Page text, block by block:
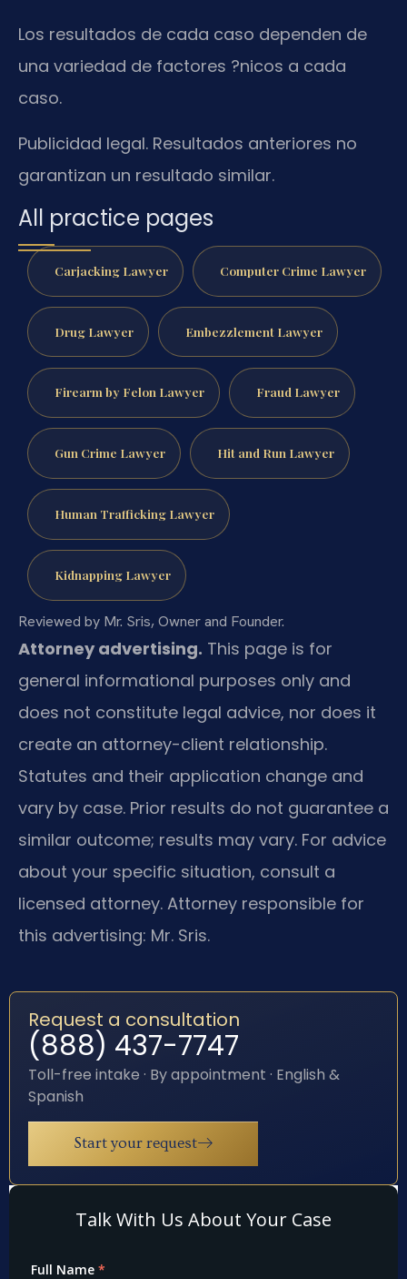
Los resultados de cada caso dependen de
una variedad de factores ?nicos a cada
caso.
Publicidad legal. Resultados anteriores no
garantizan un resultado similar.
All practice pages
Carjacking Lawyer Computer Crime Lawyer
Drug Lawyer Embezzlement Lawyer
Firearm by Felon Lawyer Fraud Lawyer
Gun Crime Lawyer Hit and Run Lawyer
Human Trafficking Lawyer
Kidnapping Lawyer
Reviewed by Mr. Sris, Owner and Founder.
Attorney advertising. This page is for
general informational purposes only and
does not constitute legal advice, nor does it
create an attorney-client relationship.
Statutes and their application change and
vary by case. Prior results do not guarantee a
similar outcome; results may vary. For advice
about your specific situation, consult a
licensed attorney. Attorney responsible for
this advertising: Mr. Sris.
Request a consultation
(888) 437-7747
Toll-free intake · By appointment · English &
Spanish
Start your request